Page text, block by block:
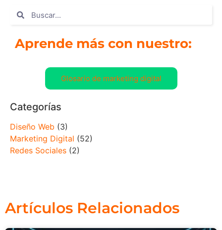
Aprende más con nuestro:
Glosario de marketing digital
Categorías
Diseño Web (3)
Marketing Digital (52)
Redes Sociales (2)
Artículos Relacionados